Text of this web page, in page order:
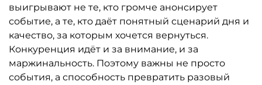
выигрывают не те, кто громче анонсирует
событие, а те, кто даёт понятный сценарий дня и
качество, за которым хочется вернуться.
Конкуренция идёт и за внимание, и за
маржинальность. Поэтому важны не просто
события, а способность превратить разовый